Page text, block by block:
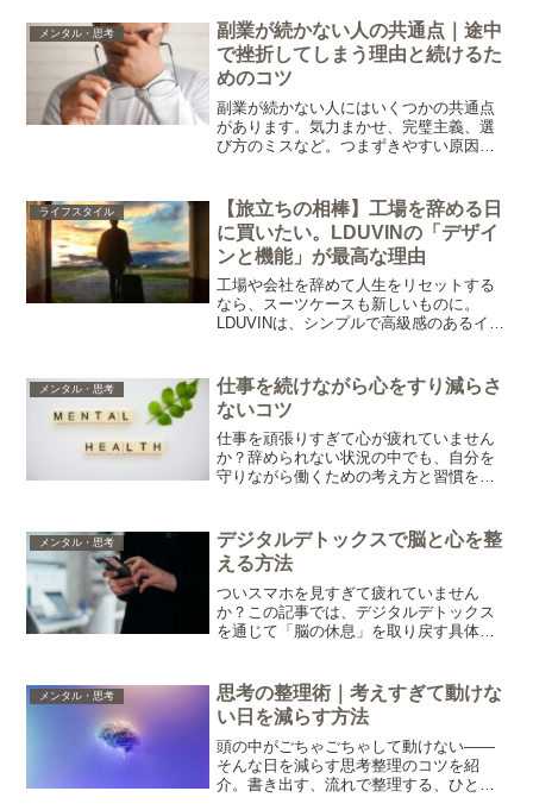
メンタル・思考
副業が続かない人の共通点｜途中
で挫折してしまう理由と続けるた
めのコツ
副業が続かない人にはいくつかの共通点
があります。気力まかせ、完璧主義、選
び方のミスなど。つまずきやすい原因を
ライフスタイル
【旅立ちの相棒】工場を辞める日
に買いたい。LDUVINの「デザイ
ンと機能」が最高な理由
工場や会社を辞めて人生をリセットする
なら、スーツケースも新しいものに。
LDUVINは、シンプルで高級感のあるイタ
や機内持ち込み可能サイズなど、機能性
も徹底解説します。
メンタル・思考
仕事を続けながら心をすり減らさ
ないコツ
仕事を頑張りすぎて心が疲れていません
か？辞められない状況の中でも、自分を
守りながら働くための考え方と習慣を紹
メンタル・思考
デジタルデトックスで脳と心を整
える方法
ついスマホを見すぎて疲れていません
か？この記事では、デジタルデトックス
を通じて「脳の休息」を取り戻す具体的
メンタル・思考
思考の整理術｜考えすぎて動けな
い日を減らす方法
頭の中がごちゃごちゃして動けない——
そんな日を減らす思考整理のコツを紹
介。書き出す、流れで整理する、ひとつ